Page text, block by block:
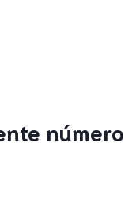
número